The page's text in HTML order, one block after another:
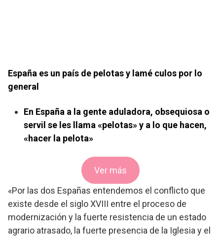
España es un país de pelotas y lamé culos por lo
general
En España a la gente aduladora, obsequiosa o
servil se les llama «pelotas» y a lo que hacen,
«hacer la pelota»
Ver más
«Por las dos Españas entendemos el conflicto que
existe desde el siglo XVIII entre el proceso de
modernización y la fuerte resistencia de un estado
agrario atrasado, la fuerte presencia de la Iglesia y el